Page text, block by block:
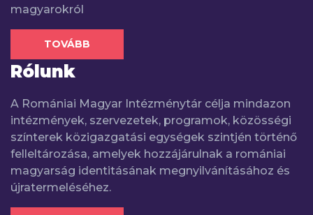
magyarokról
TOVÁBB
Rólunk
A Romániai Magyar Intézménytár célja mindazon
intézmények, szervezetek, programok, közösségi
színterek közigazgatási egységek szintjén történő
felleltározása, amelyek hozzájárulnak a romániai
magyarság identitásának megnyilvánításához és
újratermeléséhez.